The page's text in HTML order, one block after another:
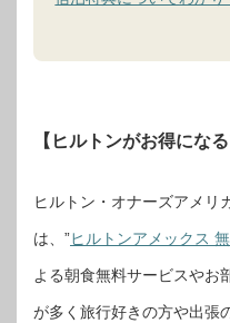
【ヒルトンがお得にな
ヒルトン・オナーズアメリ
は、”ヒルトンアメックス
よる朝食無料サービスやお
が多く旅行好きの方や出張